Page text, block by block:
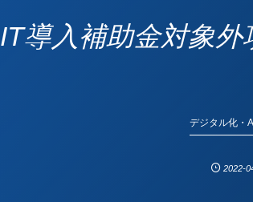
IT導入補助金対象外
デジタル化・
2022-